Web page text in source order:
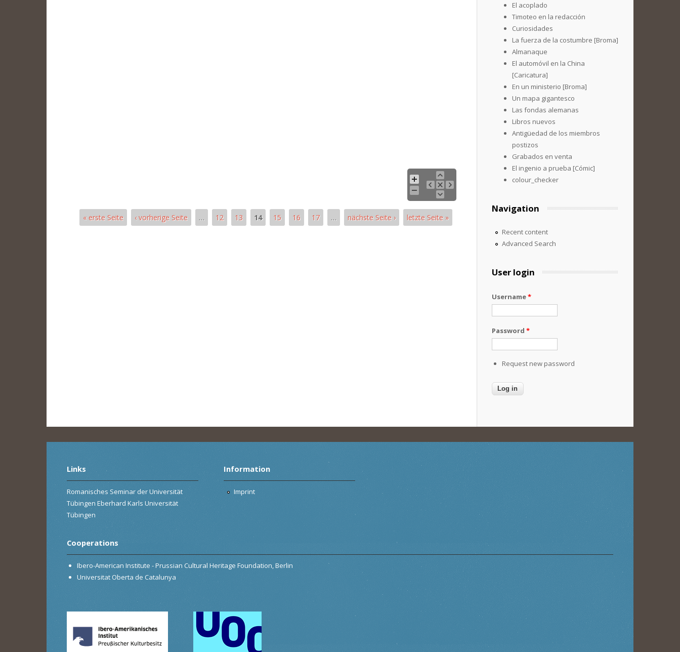
« erste Seite ‹ vorherige Seite … 12 13 14 15 16 17 … nächste Seite › letzte Seite »
El acoplado
Timoteo en la redacción
Curiosidades
La fuerza de la costumbre [Broma]
Almanaque
El automóvil en la China
[Caricatura]
En un ministerio [Broma]
Un mapa gigantesco
Las fondas alemanas
Libros nuevos
Antigüedad de los miembros
postizos
Grabados en venta
El ingenio a prueba [Cómic]
colour_checker
Navigation
Recent content
Advanced Search
User login
Username*
Password *
Request new password
Links
Romanisches Seminar der Universität
Tübingen Eberhard Karls Universität
Tübingen
Information
Imprint
Cooperations
Ibero-American Institute - Prussian Cultural Heritage Foundation, Berlin
Universitat Oberta de Catalunya